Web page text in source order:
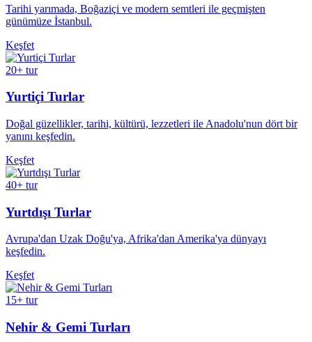
Tarihi yarımada, Boğaziçi ve modern semtleri ile geçmişten
günümüze İstanbul.
Keşfet
20+ tur
Yurtiçi Turlar
Doğal güzellikler, tarihi, kültürü, lezzetleri ile Anadolu'nun dört bir
yanını keşfedin.
Keşfet
40+ tur
Yurtdışı Turlar
Avrupa'dan Uzak Doğu'ya, Afrika'dan Amerika'ya dünyayı
keşfedin.
Keşfet
15+ tur
Nehir & Gemi Turları